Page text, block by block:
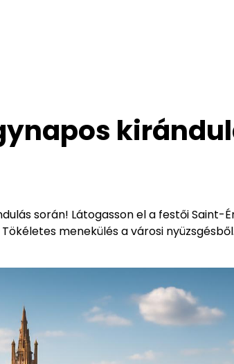
során! Látogasson el a festői Saint-
menekülés a városi nyüzsgésből.